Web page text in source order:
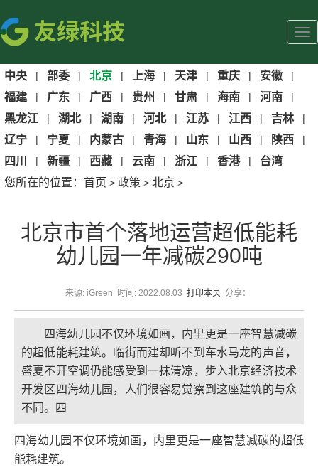
中央 | 部委 | 北京 | 上海 | 天津 | 重庆 | 安徽 |
福建 | 广东 | 广西 | 贵州 | 甘肃 | 海南 | 河南 |
黑龙江 | 湖北 | 湖南 | 河北 | 江苏 | 江西 | 吉林 |
辽宁 | 宁夏 | 内蒙古 | 青海 | 山东 | 山西 | 陕西 |
四川 | 新疆 | 西藏 | 云南 | 浙江 | 香港 |
台湾
您所在的位置： 首页 > 政策 > 北京 >
北京市首个落地运营超低能耗
幼儿园一年减碳290吨
来源: iGreen 时间: 2022.08.03 打印本页分享：
四海幼儿园不仅环境如画，内里更是一座智慧减碳
的超低能耗建筑。临街而建却听不到车水马龙的声音，
盛夏不开空调仍能感受到一抹清凉，步入北京经济技术
开发区四海幼儿园，人们很容易觉察到这座建筑的与众
不同。四
四海幼儿园不仅环境如画，内里更是一座智慧减碳的超低
能耗建筑。